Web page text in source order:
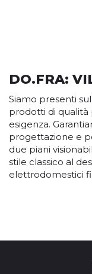
DO.FRA:
Siamo presenti
prodotti di qualità
esigenza.
progettazione e
due piani
stile classico al
elettrodomestici